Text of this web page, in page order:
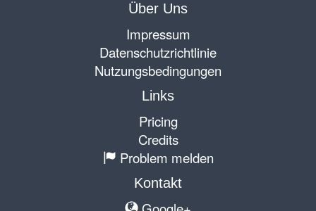
Über Uns
Impressum
Datenschutzrichtlinie
Nutzungsbedingungen
Links
Pricing
Credits
Problem melden
Kontakt